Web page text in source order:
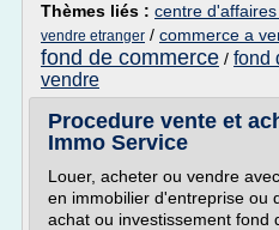
Thèmes liés : centre
vendre etranger / commerce a
fond de commerce / fond
vendre
Procedure vente et
Immo Service
Louer, acheter ou vendre
en immobilier d'entreprise ou
achat ou investissement fond